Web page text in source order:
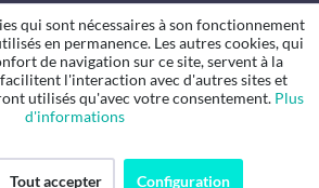
Protection des données personnelles
qui sont nécessaires à son fonctionnement
en permanence. Les autres cookies, qui
de navigation sur ce site, servent à la
l'interaction avec d'autres sites et
utilisés qu'avec votre consentement. Plus
d'informations
Tout accepter Configuration